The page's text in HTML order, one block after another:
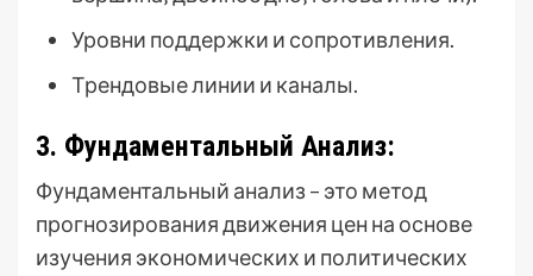
Уровни поддержки и сопротивления.
Трендовые линии и каналы.
3. Фундаментальный Анализ:
Фундаментальный анализ – это метод
прогнозирования движения цен на основе
изучения экономических и политических